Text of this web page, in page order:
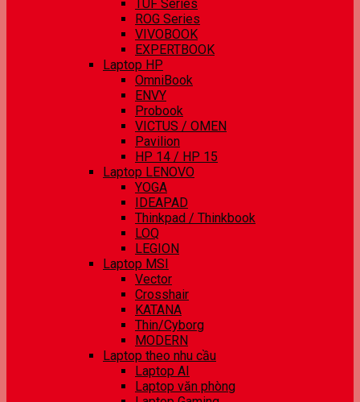
TUF Series
ROG Series
VIVOBOOK
EXPERTBOOK
Laptop HP
OmniBook
ENVY
Probook
VICTUS / OMEN
Pavilion
HP 14 / HP 15
Laptop LENOVO
YOGA
IDEAPAD
Thinkpad / Thinkbook
LOQ
LEGION
Laptop MSI
Vector
Crosshair
KATANA
Thin/Cyborg
MODERN
Laptop theo nhu cầu
Laptop AI
Laptop văn phòng